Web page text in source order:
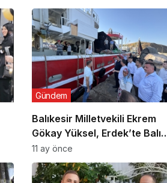
Balıkesir Milletvekili Ekrem
Gökay Yüksel, Erdek’te Balık
Avı Sezonunu “Vira Bismillah”
ile Açtı
Gündem
11 ay önce